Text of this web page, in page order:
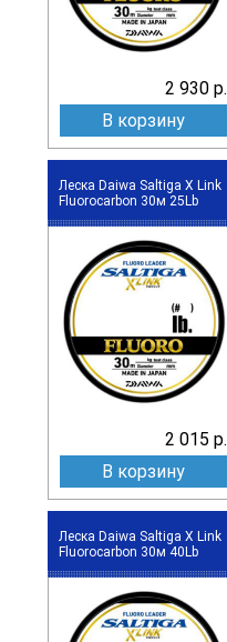
2 930 р.
В корзину
Леска Daiwa Saltiga X Link
Fluorocarbon 30м 25Lb
2 015 р.
В корзину
Леска Daiwa Saltiga X Link
Fluorocarbon 30м 40Lb